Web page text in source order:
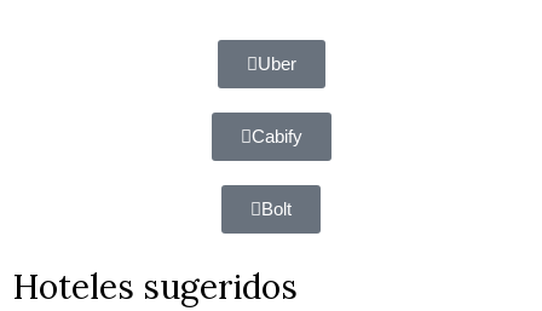
Uber
Cabify
Bolt
Hoteles sugeridos